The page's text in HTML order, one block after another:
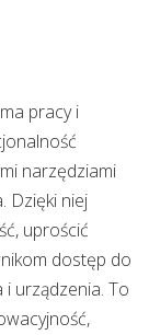
pracy i
narzędziami
Dzięki niej
uprościć
dostęp do
urządzenia. To